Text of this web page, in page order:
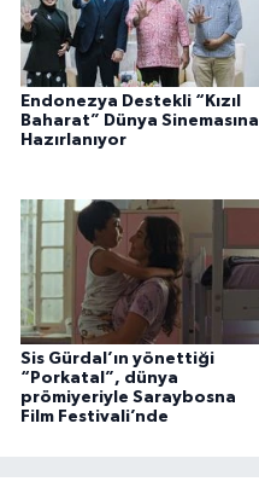
Endonezya Destekli “Kızıl
Baharat” Dünya Sinemasına
Hazırlanıyor
Sis Gürdal’ın yönettiği
“Porkatal”, dünya
prömiyeriyle Saraybosna
Film Festivali’nde